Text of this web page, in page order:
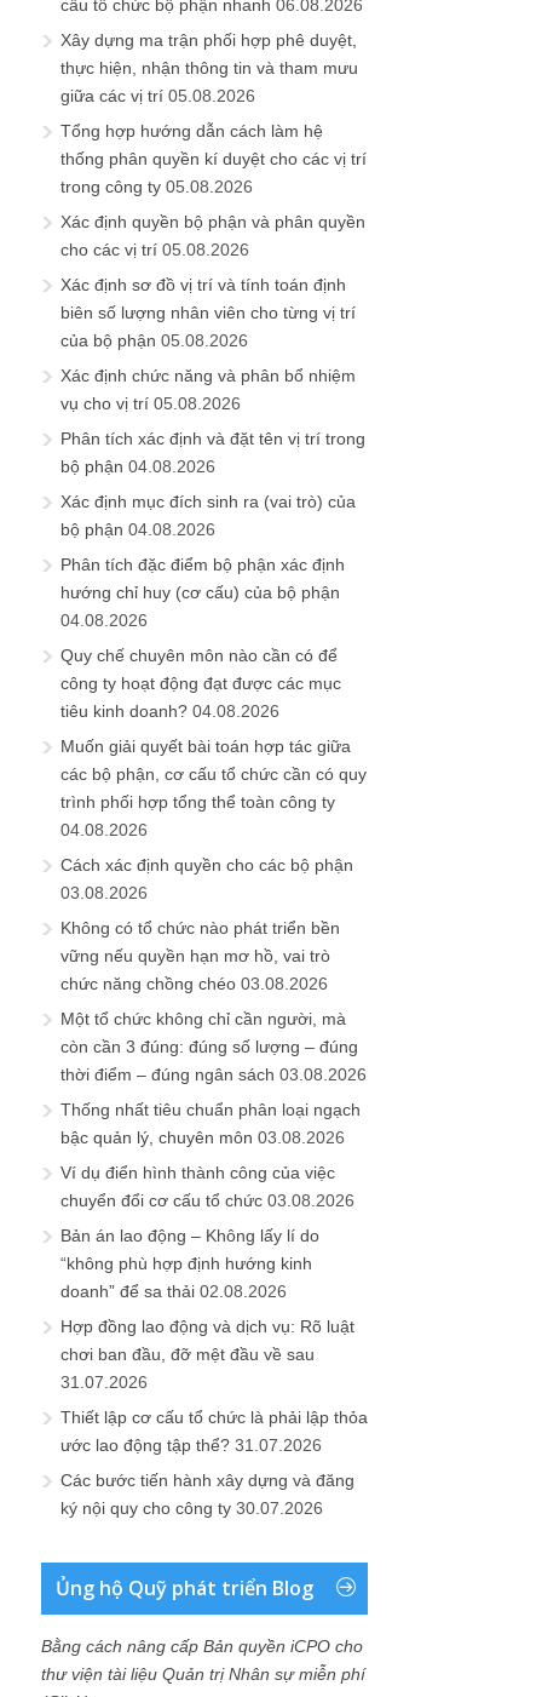
cấu tổ chức bộ phận nhanh 06.08.2026
Xây dựng ma trận phối hợp phê duyệt,
thực hiện, nhận thông tin và tham mưu
giữa các vị trí 05.08.2026
Tổng hợp hướng dẫn cách làm hệ
thống phân quyền kí duyệt cho các vị trí
trong công ty 05.08.2026
Xác định quyền bộ phận và phân quyền
cho các vị trí 05.08.2026
Xác định sơ đồ vị trí và tính toán định
biên số lượng nhân viên cho từng vị trí
của bộ phận 05.08.2026
Xác định chức năng và phân bổ nhiệm
vụ cho vị trí 05.08.2026
Phân tích xác định và đặt tên vị trí trong
bộ phận 04.08.2026
Xác định mục đích sinh ra (vai trò) của
bộ phận 04.08.2026
Phân tích đặc điểm bộ phận xác định
hướng chỉ huy (cơ cấu) của bộ phận
04.08.2026
Quy chế chuyên môn nào cần có để
công ty hoạt động đạt được các mục
tiêu kinh doanh? 04.08.2026
Muốn giải quyết bài toán hợp tác giữa
các bộ phận, cơ cấu tổ chức cần có quy
trình phối hợp tổng thể toàn công ty
04.08.2026
Cách xác định quyền cho các bộ phận
03.08.2026
Không có tổ chức nào phát triển bền
vững nếu quyền hạn mơ hồ, vai trò
chức năng chồng chéo 03.08.2026
Một tổ chức không chỉ cần người, mà
còn cần 3 đúng: đúng số lượng – đúng
thời điểm – đúng ngân sách 03.08.2026
Thống nhất tiêu chuẩn phân loại ngạch
bậc quản lý, chuyên môn 03.08.2026
Ví dụ điển hình thành công của việc
chuyển đổi cơ cấu tổ chức 03.08.2026
Bản án lao động – Không lấy lí do
“không phù hợp định hướng kinh
doanh” để sa thải 02.08.2026
Hợp đồng lao động và dịch vụ: Rõ luật
chơi ban đầu, đỡ mệt đầu về sau
31.07.2026
Thiết lập cơ cấu tổ chức là phải lập thỏa
ước lao động tập thể? 31.07.2026
Các bước tiến hành xây dựng và đăng
ký nội quy cho công ty 30.07.2026
Ủng hộ Quỹ phát triển Blog
Bằng cách nâng cấp Bản quyền iCPO cho
thư viện tài liệu Quản trị Nhân sự miễn phí